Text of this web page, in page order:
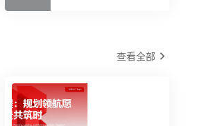
查看全部